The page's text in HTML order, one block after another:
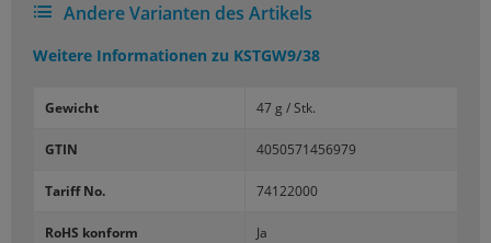
Andere Varianten des Artikels
Weitere Informationen zu KSTGW9/38
Gewicht 47 g / Stk.
GTIN 4050571456979
Tariff No. 74122000
RoHS konform Ja